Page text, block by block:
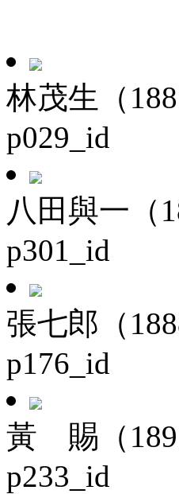
林茂生（
p029_id
八田與一（
p301_id
張七郎（
p176_id
黃 賜（
p233_id